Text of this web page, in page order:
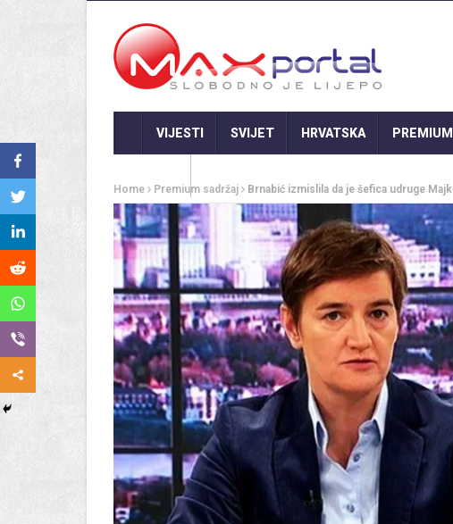
VIJESTI SVIJET HRVATSKA
Home Premium sadržaj Brnabić izmislila da je šefica udruge